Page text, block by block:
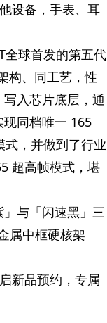
设备，手表、耳
全球首发的第五代
构、同工艺，性
入芯片底层，通
同档唯一 165
式，并做到了行业
超高帧模式，堪
与「闪速黑」三
属中框硬核架
新品预约，专属